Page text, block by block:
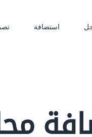
استضافة